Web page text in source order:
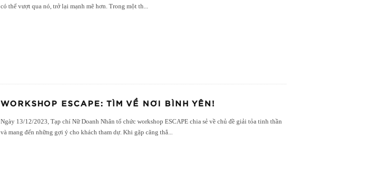
có thể vượt qua nó, trở lại mạnh mẽ hơn. Trong một th...
WORKSHOP ESCAPE: TÌM VỀ NƠI BÌNH YÊN!
Ngày 13/12/2023, Tạp chí Nữ Doanh Nhân tổ chức workshop ESCAPE chia sẻ về chủ đề giải tỏa tinh thần
và mang đến những gợi ý cho khách tham dự. Khi gặp căng thẳ